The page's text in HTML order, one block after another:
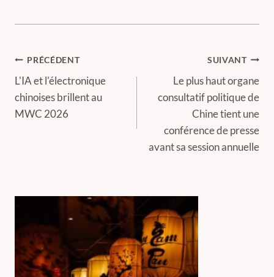
Navigation
de
l’article
PRÉCÉDENT
L'IA et l'électronique
chinoises brillent au
MWC 2026
SUIVANT
Le plus haut organe
consultatif politique de
Chine tient une
conférence de presse
avant sa session annuelle